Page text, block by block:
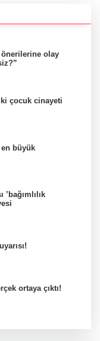
önerilerine olay
çocuk cinayeti
en büyük
’bağımlılık
ortaya çıktı!